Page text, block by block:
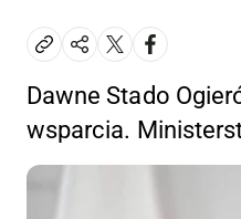
Dawne Stado
wsparcia.